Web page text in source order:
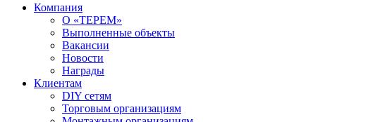
Компания
О «ТЕРЕМ»
Выполненные объекты
Вакансии
Новости
Награды
Клиентам
DIY сетям
Торговым организациям